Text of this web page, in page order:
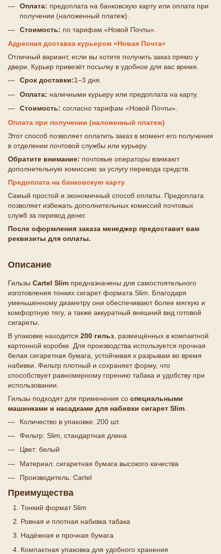
Оплата: предоплата на банковскую карту или оплата при
получении (наложенный платеж).
Стоимость: по тарифам «Новой Почты».
Адресная доставка курьером «Новая Почта»
Отличный вариант, если вы хотите получить заказ прямо у
двери. Курьер привезёт посылку в удобное для вас время.
Срок доставки:1–3 дня.
Оплата: наличными курьеру или предоплата на карту.
Стоимость: согласно тарифам «Новой Почты».
Оплата при получении (наложенный платеж)
Этот способ позволяет оплатить заказ в момент его получения
в отделении почтовой службы или курьеру.
Обратите внимание: почтовые операторы взимают
дополнительную комиссию за услугу перевода средств.
Предоплата на банковскую карту
Самый простой и экономичный способ оплаты. Предоплата
позволяет избежать дополнительных комиссий почтовых
служб за перевод денег.
После оформления заказа менеджер предоставит вам
реквизиты для оплаты.
Описание
Гильзы Cartel Slim предназначены для самостоятельного
изготовления тонких сигарет формата Slim. Благодаря
уменьшенному диаметру они обеспечивают более мягкую и
комфортную тягу, а также аккуратный внешний вид готовой
сигареты.
В упаковке находится 200 гильз , размещённых в компактной
картонной коробке. Для производства используется прочная
белая сигаретная бумага, устойчивая к разрывам во время
набивки. Фильтр плотный и сохраняет форму, что
способствует равномерному горению табака и удобству при
использовании.
Гильзы подходят для применения со специальными
машинками и насадками для набивки сигарет Slim
Количество в упаковке: 200 шт.
Фильтр: Slim, стандартная длина
Цвет: белый
Материал: сигаретная бумага высокого качества
Производитель: Cartel
Преимущества
Тонкий формат Slim
Ровная и плотная набивка табака
Надёжная и прочная бумага
Компактная упаковка для удобного хранения